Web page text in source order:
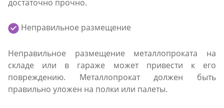
достаточно прочно.
Неправильное размещение
Неправильное размещение металлопроката на
складе или в гараже может привести к его
повреждению. Металлопрокат должен быть
правильно уложен на полки или палеты.